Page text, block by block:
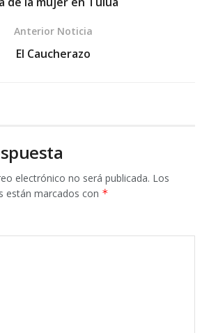
Anterior Noticia
El Caucherazo
electrónico no será publicada. Los
están marcados con *